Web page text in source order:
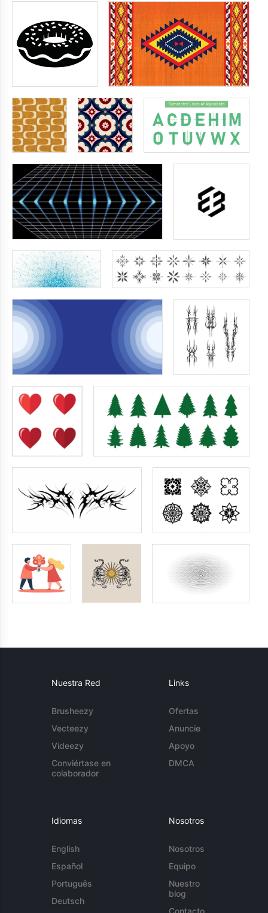
Nuestra Red
Brusheezy
Vecteezy
Videezy
Conviértase en
colaborador
Links
Ofertas
Anuncie
Apoyo
DMCA
Idiomas
English
Español
Português
Deutsch
Nosotros
Nosotros
Equipo
Nuestro
blog
Contacto